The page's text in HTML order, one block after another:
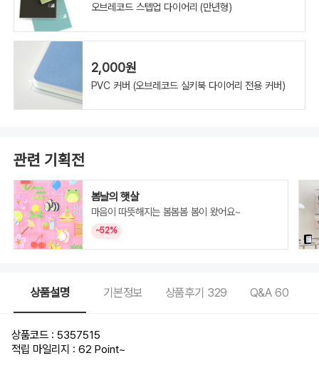
오브레코드 스텝업 다이어리 (만년형)
2,000원
PVC 커버 (오브레코드 실키북 다이어리 전용 커버)
관련 기획전
봄날의 햇살
마음이 따뜻해지는 봄봄봄 봄이 왔어요~
~52%
상품설명 기본정보 상품후기 329 Q&A 60
상품코드 : 5357515
적립 마일리지 : 62 Point~